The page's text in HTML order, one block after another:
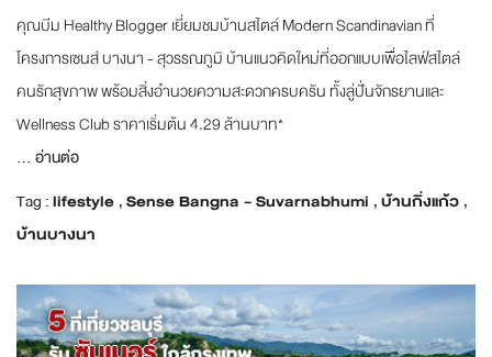
คุณบีม Healthy Blogger เยี่ยมชมบ้านสไตล์ Modern Scandinavian ที่
โครงการเซนส์ บางนา - สุวรรณภูมิ บ้านแนวคิดใหม่ที่ออกแบบเพื่อไลฟ์สไตล์
คนรักสุขภาพ พร้อมสิ่งอำนวยความสะดวกครบครัน ทั้งลู่ปั่นจักรยานและ
Wellness Club ราคาเริ่มต้น 4.29 ล้านบาท*
... อ่านต่อ
Tag :lifestyle ,Sense Bangna - Suvarnabhumi ,บ้านกิ่งแก้ว ,
บ้านบางนา